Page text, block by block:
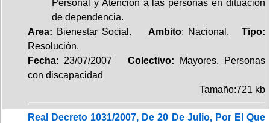
Personal y Atención a las personas en dituación
de dependencia.
Area: Bienestar Social. Ambito: Nacional. Tipo:
Resolución.
Fecha: 23/07/2007 Colectivo:
Mayores, Personas
con discapacidad
Tamaño:721 kb
Real Decreto 1031/2007, De 20 De Julio, Por El Que